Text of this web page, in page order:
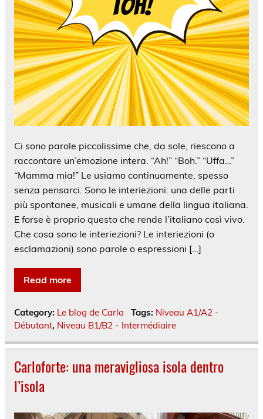
Ci sono parole piccolissime che, da sole, riescono a
raccontare un’emozione intera. “Ah!” “Boh.” “Uffa…”
“Mamma mia!” Le usiamo continuamente, spesso
senza pensarci. Sono le interiezioni: una delle parti
più spontanee, musicali e umane della lingua italiana.
E forse è proprio questo che rende l’italiano così vivo.
Che cosa sono le interiezioni? Le interiezioni (o
esclamazioni) sono parole o espressioni […]
Read more
Category: Le blog de Carla Tags: Niveau A1/A2 -
Débutant, Niveau B1/B2 - Intermédiaire
Carloforte: una meravigliosa isola dentro
l’isola